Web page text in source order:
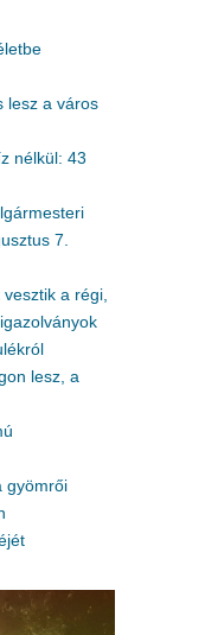
lesz a város
nélkül: 43
7.
a régi,
lesz, a
gyömrői